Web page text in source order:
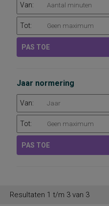
Van:
Tot:
PAS TOE
Jaar normering
Van:
Tot:
PAS TOE
Resultaten 1 t/m 3 van 3